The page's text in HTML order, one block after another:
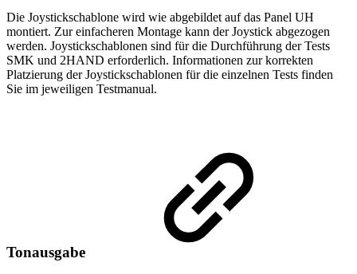
Die Joystickschablone wird wie abgebildet auf das Panel UH
montiert. Zur einfacheren Montage kann der Joystick abgezogen
werden. Joystickschablonen sind für die Durchführung der Tests
SMK und 2HAND erforderlich. Informationen zur korrekten
Platzierung der Joystickschablonen für die einzelnen Tests finden
Sie im jeweiligen Testmanual.
Tonausgabe